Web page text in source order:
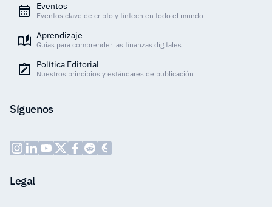
Eventos
Eventos clave de cripto y fintech en todo el mundo
Aprendizaje
Guías para comprender las finanzas digitales
Política Editorial
Nuestros principios y estándares de publicación
Síguenos
Legal